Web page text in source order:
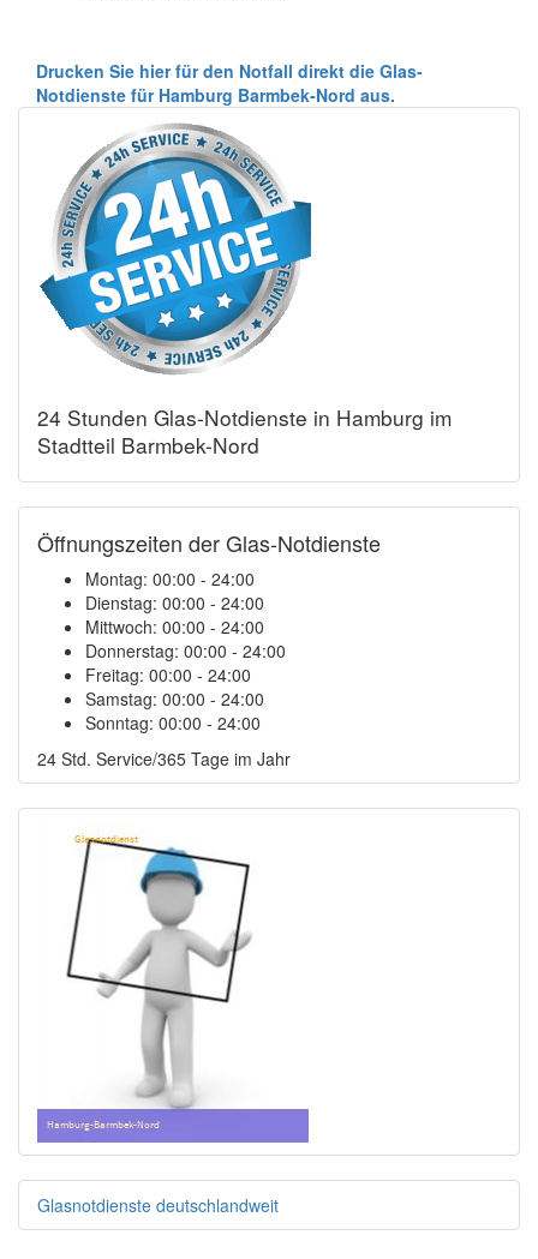
Drucken Sie hier für den Notfall direkt die Glas-
Notdienste für Hamburg Barmbek-Nord aus.
24 Stunden Glas-Notdienste in Hamburg im
Stadtteil Barmbek-Nord
Öffnungszeiten der Glas-Notdienste
Montag: 00:00 - 24:00
Dienstag: 00:00 - 24:00
Mittwoch: 00:00 - 24:00
Donnerstag: 00:00 - 24:00
Freitag: 00:00 - 24:00
Samstag: 00:00 - 24:00
Sonntag: 00:00 - 24:00
24 Std. Service/365 Tage im Jahr
Glasnotdienste deutschlandweit